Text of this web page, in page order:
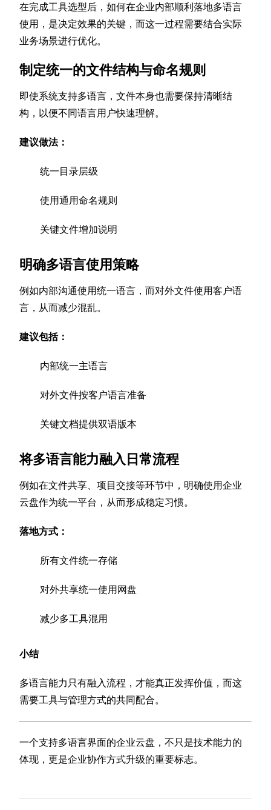
在完成工具选型后，如何在企业内部顺利落地多语言
使用，是决定效果的关键，而这一过程需要结合实际
业务场景进行优化。
制定统一的文件结构与命名规则
即使系统支持多语言，文件本身也需要保持清晰结
构，以便不同语言用户快速理解。
建议做法：
统一目录层级
使用通用命名规则
关键文件增加说明
明确多语言使用策略
例如内部沟通使用统一语言，而对外文件使用客户语
言，从而减少混乱。
建议包括：
内部统一主语言
对外文件按客户语言准备
关键文档提供双语版本
将多语言能力融入日常流程
例如在文件共享、项目交接等环节中，明确使用企业
云盘作为统一平台，从而形成稳定习惯。
落地方式：
所有文件统一存储
对外共享统一使用网盘
减少多工具混用
小结
多语言能力只有融入流程，才能真正发挥价值，而这
需要工具与管理方式的共同配合。
一个支持多语言界面的企业云盘，不只是技术能力的
体现，更是企业协作方式升级的重要标志。